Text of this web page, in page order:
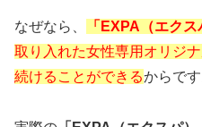
なぜなら、 「EXPA（エクス
取り入れた女性専用オリジ
続けることができるからです